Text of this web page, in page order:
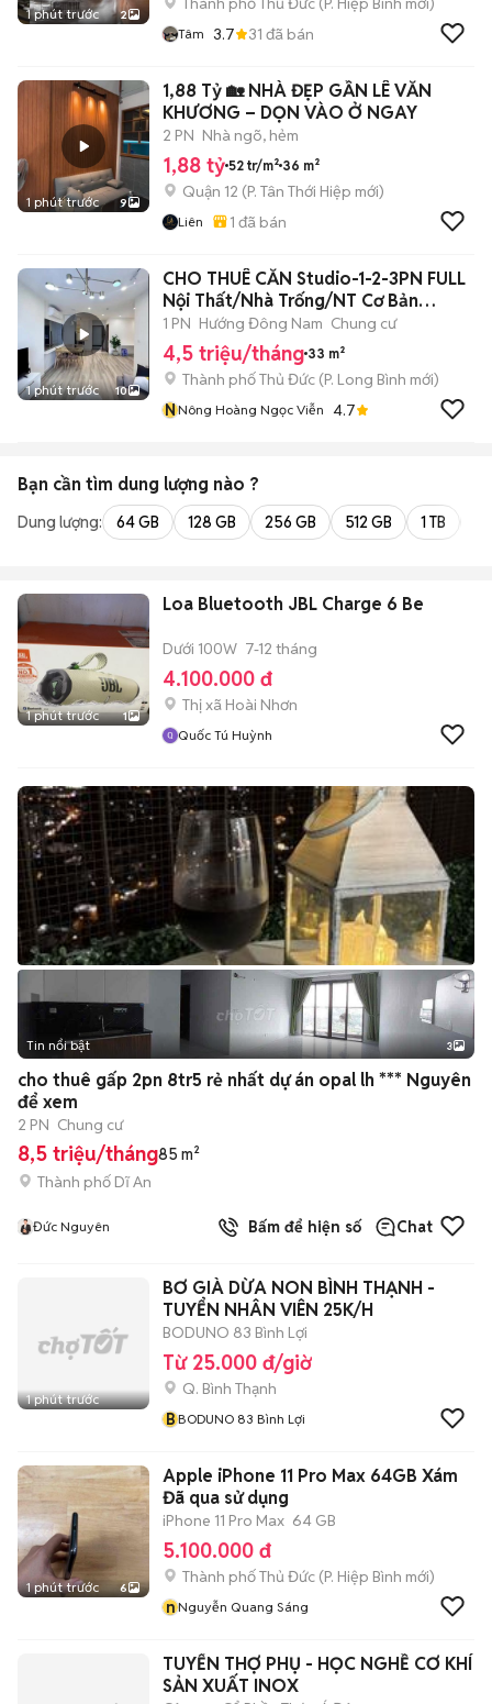
1 phút trước 2
Tâm 3.7 31 đã bán
1 phút trước 9
1,88 Tỷ 🏡 NHÀ ĐẸP GẦN LÊ VĂN
KHƯƠNG – DỌN VÀO Ở NGAY
2 PN Nhà ngõ, hẻm
1,88 tỷ 52 tr/m² 36 m²
Quận 12 (P. Tân Thới Hiệp mới)
Liên 1 đã bán
1 phút trước 10
CHO THUÊ CĂN Studio-1-2-3PN FULL
Nội Thất/Nhà Trống/NT Cơ Bản
Vinhomes
1 PN Hướng Đông Nam Chung cư
4,5 triệu/tháng 33 m²
Thành phố Thủ Đức (P. Long Bình mới)
NNông Hoàng Ngọc Viễn 4.7
Bạn cần tìm dung lượng nào ?
Dung lượng: 64 GB 128 GB 256 GB 512 GB 1 TB
1 phút trước 1
Loa Bluetooth JBL Charge 6 Be
Dưới 100W 7-12 tháng
4.100.000 đ
Thị xã Hoài Nhơn
Quốc Tú Huỳnh
Tin nổi bật 3
cho thuê gấp 2pn 8tr5 rẻ nhất dự án opal lh *** Nguyên
để xem
2 PN Chung cư
8,5 triệu/tháng85 m²
Thành phố Dĩ An
Đức Nguyên Bấm để hiện số Chat
1 phút trước
BƠ GIÀ DỪA NON BÌNH THẠNH -
TUYỂN NHÂN VIÊN 25K/H
BODUNO 83 Bình Lợi
Từ 25.000 đ/giờ
Q. Bình Thạnh
BBODUNO 83 Bình Lợi
1 phút trước 6
Apple iPhone 11 Pro Max 64GB Xám
Đã qua sử dụng
iPhone 11 Pro Max 64 GB
5.100.000 đ
Thành phố Thủ Đức (P. Hiệp Bình mới)
nNguyễn Quang Sáng
TUYỂN THỢ PHỤ - HỌC NGHỀ CƠ KHÍ
SẢN XUẤT INOX